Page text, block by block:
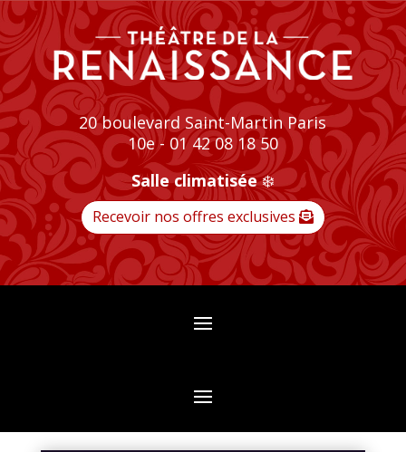
20 boulevard Saint-Martin Paris
10e - 01 42 08 18 50
Salle climatisée ❄️
Recevoir nos offres exclusives